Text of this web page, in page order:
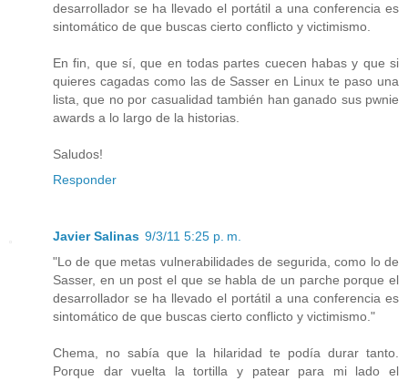
desarrollador se ha llevado el portátil a una conferencia es
sintomático de que buscas cierto conflicto y victimismo.
En fin, que sí, que en todas partes cuecen habas y que si
quieres cagadas como las de Sasser en Linux te paso una
lista, que no por casualidad también han ganado sus pwnie
awards a lo largo de la historias.
Saludos!
Responder
Javier Salinas 9/3/11 5:25 p. m.
"Lo de que metas vulnerabilidades de segurida, como lo de
Sasser, en un post el que se habla de un parche porque el
desarrollador se ha llevado el portátil a una conferencia es
sintomático de que buscas cierto conflicto y victimismo."
Chema, no sabía que la hilaridad te podía durar tanto.
Porque dar vuelta la tortilla y patear para mi lado el